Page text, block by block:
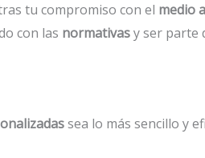
tu compromiso con el medio
con las normativasy ser parte
sea lo más sencillo y